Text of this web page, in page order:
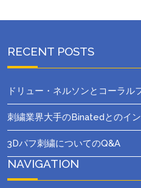
RECENT POSTS
ドリュー・ネルソンとコーラル
刺繍業界大手のBinatedとのイ
3Dパフ刺繍についてのQ&A
NAVIGATION